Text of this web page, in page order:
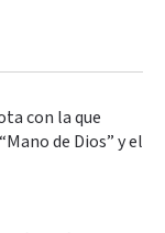
con la que
de Dios” y el